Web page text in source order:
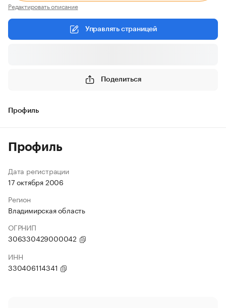
Редактировать описание
Управлять страницей
Поделиться
Профиль
Профиль
Дата регистрации
17 октября 2006
Регион
Владимирская область
ОГРНИП
306330429000042
ИНН
330406114341